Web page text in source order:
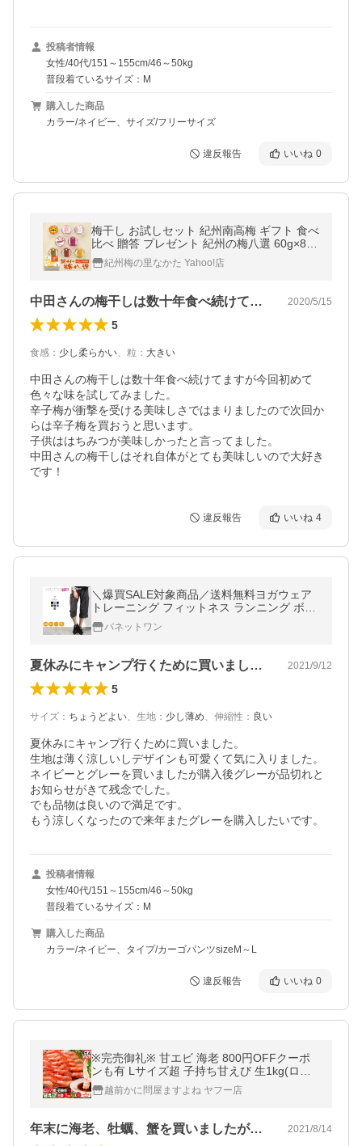
投稿者情報
女性/40代/151～155cm/46～50kg
普段着ているサイズ：M
購入した商品
カラー/ネイビー、サイズ/フリーサイズ
違反報告 いいね 0
梅干し お試しセット 紀州南高梅 ギフト 食べ
比べ 贈答 プレゼント 紀州の梅八選 60g×8種
中田食品
紀州梅の里なかた Yahoo!店
中田さんの梅干しは数十年食べ続けてます… 2020/5/15
5
食感 ： 少し柔らかい、 粒 ： 大きい
中田さんの梅干しは数十年食べ続けてますが今回初めて
色々な味を試してみました。
辛子梅が衝撃を受ける美味しさではまりましたので次回か
らは辛子梅を買おうと思います。
子供ははちみつが美味しかったと言ってました。
中田さんの梅干しはそれ自体がとても美味しいので大好き
です！
違反報告 いいね 4
＼爆買SALE対象商品／送料無料ヨガウェア
トレーニング フィットネス ランニング ボト
ムス カーゴパンツ ジョガーパンツ スポーツ
ピラティス ズンバ
パネットワン
夏休みにキャンプ行くために買いました。… 2021/9/12
5
サイズ ： ちょうどよい、 生地 ： 少し薄め、 伸縮性 ： 良い
夏休みにキャンプ行くために買いました。
生地は薄く涼しいしデザインも可愛くて気に入りました。
ネイビーとグレーを買いましたが購入後グレーが品切れと
お知らせがきて残念でした。
でも品物は良いので満足です。
もう涼しくなったので来年またグレーを購入したいです。
投稿者情報
女性/40代/151～155cm/46～50kg
普段着ているサイズ：M
購入した商品
カラー/ネイビー、タイプ/カーゴパンツsizeM～L
違反報告 いいね 0
※完売御礼※ 甘エビ 海老 800円OFFクーポ
ンも有 Lサイズ超 子持ち甘えび 生1kg(ロシ
ア産 50〜70尾) 無添加 刺身OK 船凍品 冷凍
便 送料無料
越前かに問屋ますよね ヤフー店
年末に海老、牡蠣、蟹を買いましたが全て… 2021/8/14